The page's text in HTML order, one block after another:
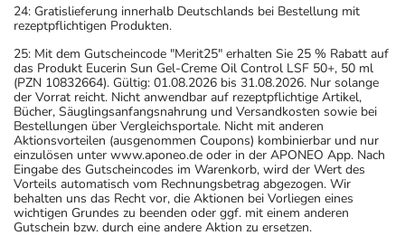
24: Gratislieferung innerhalb Deutschlands bei Bestellung mit
rezeptpflichtigen Produkten.
25: Mit dem Gutscheincode "Merit25" erhalten Sie 25 % Rabatt auf
das Produkt Eucerin Sun Gel-Creme Oil Control LSF 50+, 50 ml
(PZN 10832664). Gültig: 01.08.2026 bis 31.08.2026. Nur solange
der Vorrat reicht. Nicht anwendbar auf rezeptpflichtige Artikel,
Bücher, Säuglingsanfangsnahrung und Versandkosten sowie bei
Bestellungen über Vergleichsportale. Nicht mit anderen
Aktionsvorteilen (ausgenommen Coupons) kombinierbar und nur
einzulösen unter www.aponeo.de oder in der APONEO App. Nach
Eingabe des Gutscheincodes im Warenkorb, wird der Wert des
Vorteils automatisch vom Rechnungsbetrag abgezogen. Wir
behalten uns das Recht vor, die Aktionen bei Vorliegen eines
wichtigen Grundes zu beenden oder ggf. mit einem anderen
Gutschein bzw. durch eine andere Aktion zu ersetzen.